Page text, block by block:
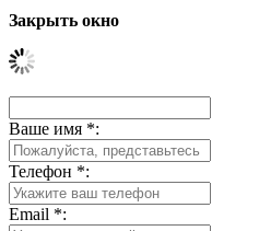
Закрыть окно
Ваше имя *:
Телефон *:
Email *: